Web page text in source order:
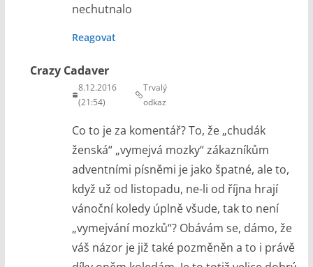
nechutnalo
Reagovat
Crazy Cadaver
8.12.2016
(21:54)
Trvalý
odkaz
Co to je za komentář? To, že „chudák
ženská“ „vymejvá mozky“ zákazníkům
adventními písněmi je jako špatné, ale to,
když už od listopadu, ne-li od října hrají
vánoční koledy úplně všude, tak to není
„vymejvání mozků“? Obávám se, dámo, že
váš názor je již také pozměněn a to i právě